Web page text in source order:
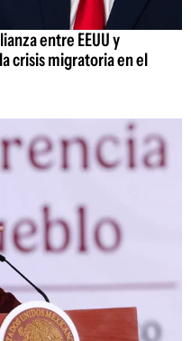
entre EEUU y
crisis migratoria en el